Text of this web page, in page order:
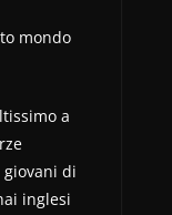
mondo
a
di
inglesi